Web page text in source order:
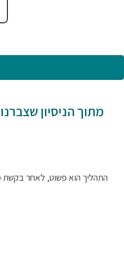
מתוך הניסיון
התהליך הוא פשוט, לאחר בקשת